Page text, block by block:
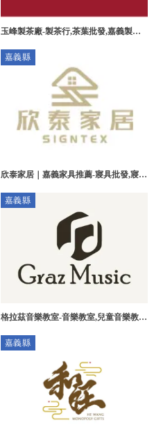
玉峰製茶廠-製茶行,茶葉批發,嘉義製茶
嘉義縣
欣泰家居｜嘉義家具推薦-寢具批發,寢具
寢具工廠
嘉義縣
格拉茲音樂教室-音樂教室,兒童音樂教
子兒童音樂教學
嘉義縣